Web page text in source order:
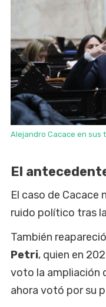
Alejandro Cacace en sus
El
El caso de Cacace
ruido político tras
También
Petri, quien en
voto la ampliación
ahora votó por su